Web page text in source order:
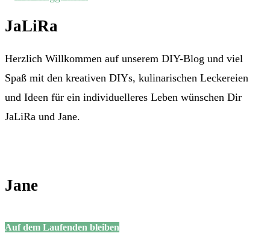
JaLiRa
Herzlich Willkommen auf unserem DIY-Blog und viel
Spaß mit den kreativen DIYs, kulinarischen Leckereien
und Ideen für ein individuelleres Leben wünschen Dir
JaLiRa und Jane.
Jane
Auf dem Laufenden bleiben